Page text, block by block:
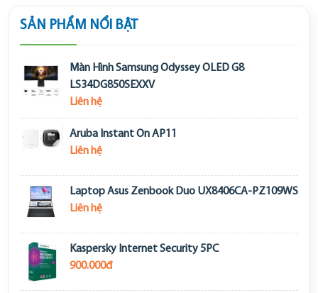
SẢN PHẨM NỔI BẬT
Màn Hình Samsung Odyssey OLED G8
LS34DG850SEXXV
Liên hệ
Aruba Instant On AP11
Liên hệ
Laptop Asus Zenbook Duo UX8406CA-PZ109WS
Liên hệ
Kaspersky Internet Security 5PC
900.000đ